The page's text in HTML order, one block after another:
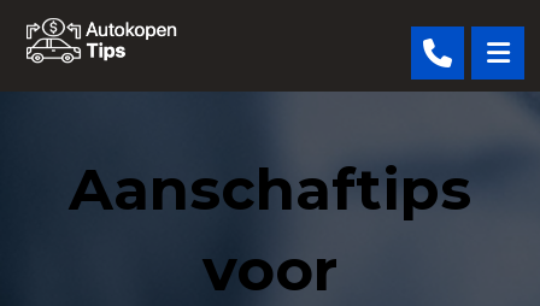
Aanschaftips
voor